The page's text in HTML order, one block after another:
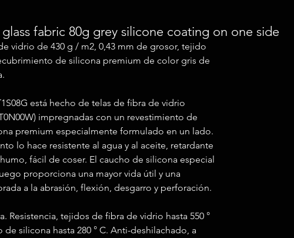
glass fabric 80g grey silicone coating on one side
vidrio de 430 g / m2, 0,43 mm de grosor, tejido
de silicona premium de color gris de
está hecho de telas de fibra de vidrio
impregnadas con un revestimiento de
premium especialmente formulado en un lado.
lo hace resistente al agua y al aceite, retardante
fácil de coser. El caucho de silicona especial
proporciona una mayor vida útil y una
a la abrasión, flexión, desgarro y perforación.
Resistencia, tejidos de fibra de vidrio hasta 550 °
de silicona hasta 280 ° C. Anti-deshilachado, a